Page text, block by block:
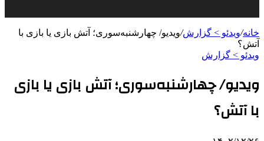
خانه/ویدئو > گزارش/ویدیو/ چهارشنبه‌سوری؛ آتش بازی یا بازی با
آتش؟
ویدئو > گزارش
ویدیو/ چهارشنبه‌سوری؛ آتش بازی یا بازی
با آتش؟